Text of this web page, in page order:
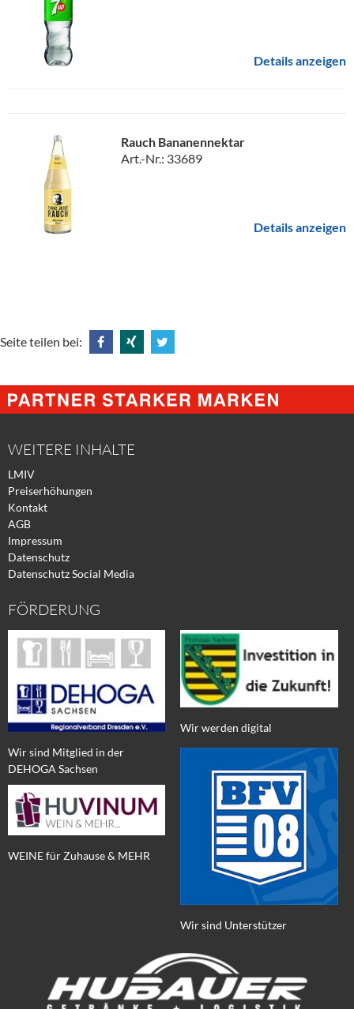
Details anzeigen
Rauch Bananennektar
Art.-Nr.: 33689
Details anzeigen
Seite teilen bei:
@
Facebook
@
Xing
@
Twitter
WEITERE INHALTE
LMIV
Preiserhöhungen
Kontakt
AGB
Impressum
Datenschutz
Datenschutz Social Media
FÖRDERUNG
Wir sind Mitglied in der
DEHOGA Sachsen
WEINE für Zuhause & MEHR
Wir werden digital
Wir sind Unterstützer